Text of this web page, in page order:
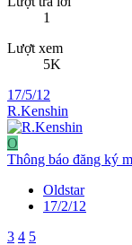
1
Lượt xem
5K
17/5/12
R.Kenshin
O
Thông báo đăng ký
Oldstar
17/2/12
3 4 5